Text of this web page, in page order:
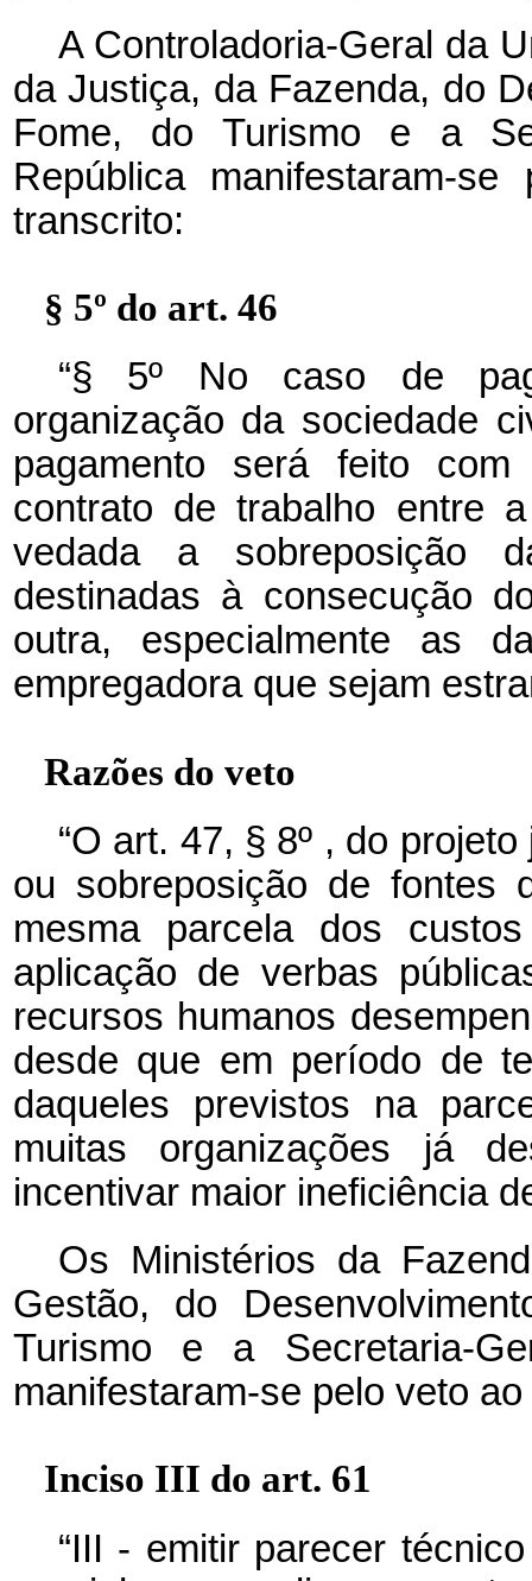
A Controladoria-Geral da
da Justiça, da Fazenda, do
Fome, do Turismo e a
República manifestaram-
transcrito:
§ 5º do art. 46
“§ 5º No caso de
organização da sociedade
pagamento será feito
contrato de trabalho entre
vedada a sobreposição
destinadas à consecução
outra, especialmente as
empregadora que sejam
Razões do veto
“O art. 47, § 8º , do
ou sobreposição de fontes
mesma parcela dos
aplicação de verbas
recursos humanos
desde que em período de
daqueles previstos na
muitas organizações já
incentivar maior ineficiência
Os Ministérios da
Gestão, do
Turismo e a Secretaria-
manifestaram-se pelo veto
Inciso III do art. 61
“III - emitir parecer